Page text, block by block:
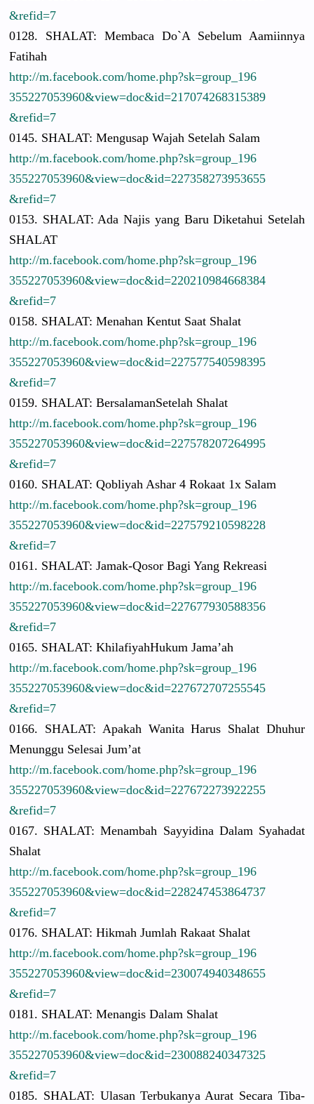
&refid=7
0128. SHALAT: Membaca Do`A Sebelum Aamiinnya
Fatihah
http://m.facebook.com/home.php?sk=group_196
355227053960&view=doc&id=217074268315389
&refid=7
0145. SHALAT: Mengusap Wajah Setelah Salam
http://m.facebook.com/home.php?sk=group_196
355227053960&view=doc&id=227358273953655
&refid=7
0153. SHALAT: Ada Najis yang Baru Diketahui Setelah
SHALAT
http://m.facebook.com/home.php?sk=group_196
355227053960&view=doc&id=220210984668384
&refid=7
0158. SHALAT: Menahan Kentut Saat Shalat
http://m.facebook.com/home.php?sk=group_196
355227053960&view=doc&id=227577540598395
&refid=7
0159. SHALAT: BersalamanSetelah Shalat
http://m.facebook.com/home.php?sk=group_196
355227053960&view=doc&id=227578207264995
&refid=7
0160. SHALAT: Qobliyah Ashar 4 Rokaat 1x Salam
http://m.facebook.com/home.php?sk=group_196
355227053960&view=doc&id=227579210598228
&refid=7
0161. SHALAT: Jamak-Qosor Bagi Yang Rekreasi
http://m.facebook.com/home.php?sk=group_196
355227053960&view=doc&id=227677930588356
&refid=7
0165. SHALAT: KhilafiyahHukum Jama’ah
http://m.facebook.com/home.php?sk=group_196
355227053960&view=doc&id=227672707255545
&refid=7
0166. SHALAT: Apakah Wanita Harus Shalat Dhuhur
Menunggu Selesai Jum’at
http://m.facebook.com/home.php?sk=group_196
355227053960&view=doc&id=227672273922255
&refid=7
0167. SHALAT: Menambah Sayyidina Dalam Syahadat
Shalat
http://m.facebook.com/home.php?sk=group_196
355227053960&view=doc&id=228247453864737
&refid=7
0176. SHALAT: Hikmah Jumlah Rakaat Shalat
http://m.facebook.com/home.php?sk=group_196
355227053960&view=doc&id=230074940348655
&refid=7
0181. SHALAT: Menangis Dalam Shalat
http://m.facebook.com/home.php?sk=group_196
355227053960&view=doc&id=230088240347325
&refid=7
0185. SHALAT: Ulasan TerbukanyaAurat Secara Tiba-